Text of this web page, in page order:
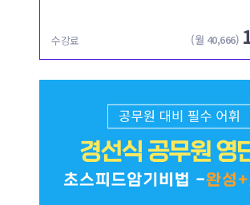
수강료 (월 40,666)